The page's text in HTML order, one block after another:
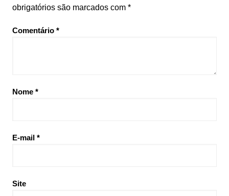
obrigatórios são marcados com *
Comentário *
Nome *
E-mail *
Site